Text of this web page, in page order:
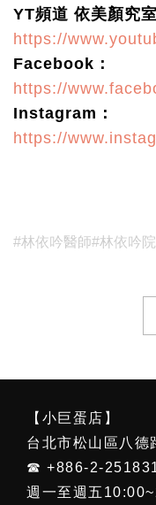
YT頻道 依美顏究室
https://
Facebook：
https://
Instagram：
https://
#林依吟醫師#林依吟
【小巨蛋店】
台北市松山區八德
☎ +886-2-
週一至週五